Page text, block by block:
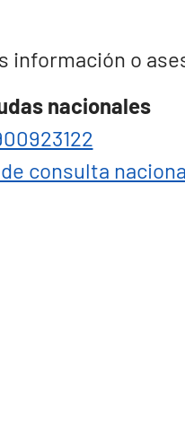
información o
nacionales
consulta